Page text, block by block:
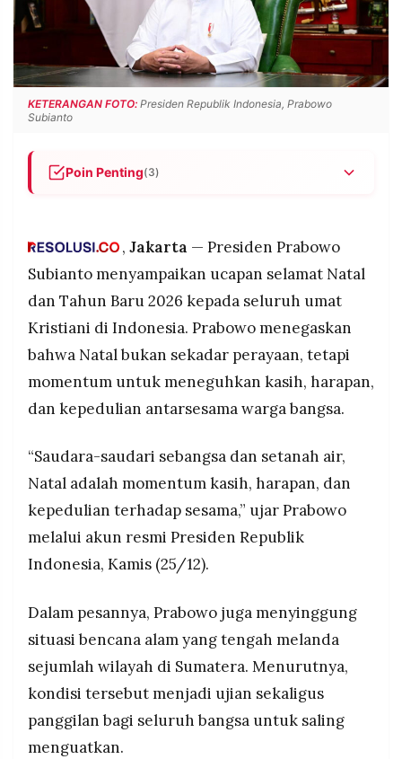
INFORMASI
IKLAN
KIRIM
TULISAN
PENGADUAN TERM
OF
SERVICE
IKUTI
KAMI
PT.
MEDIA
PRAMUDITA
Resolusi.co
-
PT.
MEDIA
PRAMUDITA
KETERANGAN FOTO: Presiden Republik Indonesia, Prabowo
Subianto
Poin Penting(3)
menegaskan Natal sebagai momentum kasih dan
alam di Sumatera dan mengajak rakyat
memperkuat solidaritas serta gotong royong.
Prabowo berharap Natal membawa damai,
kesehatan, dan kebersamaan serta menjadi
semangat kebangkitan bagi Indonesia.
, Jakarta — Presiden Prabowo
Subianto menyampaikan ucapan selamat Natal
dan Tahun Baru 2026 kepada seluruh umat
Kristiani di Indonesia. Prabowo menegaskan
bahwa Natal bukan sekadar perayaan, tetapi
momentum untuk meneguhkan kasih, harapan,
dan kepedulian antarsesama warga bangsa.
“Saudara-saudari sebangsa dan setanah air,
Natal adalah momentum kasih, harapan, dan
kepedulian terhadap sesama,” ujar Prabowo
melalui akun resmi Presiden Republik
Indonesia, Kamis (25/12).
Dalam pesannya, Prabowo juga menyinggung
situasi bencana alam yang tengah melanda
sejumlah wilayah di Sumatera. Menurutnya,
kondisi tersebut menjadi ujian sekaligus
panggilan bagi seluruh bangsa untuk saling
menguatkan.